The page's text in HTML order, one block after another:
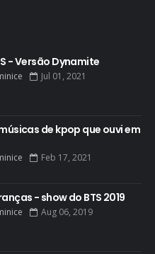
- Versão Dynamite
Jul 01, 2021
de kpop que ouvi em
Feb 17, 2021
- show do BTS 2019
Aug 06, 2019